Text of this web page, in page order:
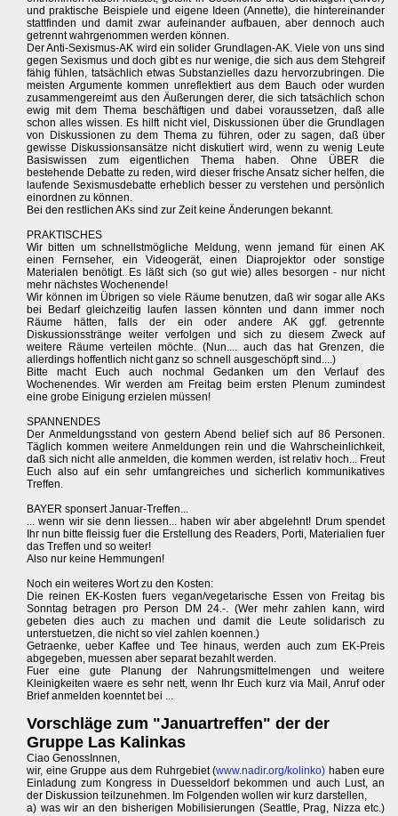
und praktische Beispiele und eigene Ideen (Annette), die hintereinander
stattfinden und damit zwar aufeinander aufbauen, aber dennoch auch
getrennt wahrgenommen werden können.
Der Anti-Sexismus-AK wird ein solider Grundlagen-AK. Viele von uns sind
gegen Sexismus und doch gibt es nur wenige, die sich aus dem Stehgreif
fähig fühlen, tatsächlich etwas Substanzielles dazu hervorzubringen. Die
meisten Argumente kommen unreflektiert aus dem Bauch oder wurden
zusammengereimt aus den Äußerungen derer, die sich tatsächlich schon
ewig mit dem Thema beschäftigen und dabei voraussetzen, daß alle
schon alles wissen. Es hilft nicht viel, Diskussionen über die Grundlagen
von Diskussionen zu dem Thema zu führen, oder zu sagen, daß über
gewisse Diskussionsansätze nicht diskutiert wird, wenn zu wenig Leute
Basiswissen zum eigentlichen Thema haben. Ohne ÜBER die
bestehende Debatte zu reden, wird dieser frische Ansatz sicher helfen, die
laufende Sexismusdebatte erheblich besser zu verstehen und persönlich
einordnen zu können.
Bei den restlichen AKs sind zur Zeit keine Änderungen bekannt.
PRAKTISCHES
Wir bitten um schnellstmögliche Meldung, wenn jemand für einen AK
einen Fernseher, ein Videogerät, einen Diaprojektor oder sonstige
Materialen benötigt. Es läßt sich (so gut wie) alles besorgen - nur nicht
mehr nächstes Wochenende!
Wir können im Übrigen so viele Räume benutzen, daß wir sogar alle AKs
bei Bedarf gleichzeitig laufen lassen könnten und dann immer noch
Räume hätten, falls der ein oder andere AK ggf. getrennte
Diskussionsstränge weiter verfolgen und sich zu diesem Zweck auf
weitere Räume verteilen möchte. (Nun.... auch das hat Grenzen, die
allerdings hoffentlich nicht ganz so schnell ausgeschöpft sind....)
Bitte macht Euch auch nochmal Gedanken um den Verlauf des
Wochenendes. Wir werden am Freitag beim ersten Plenum zumindest
eine grobe Einigung erzielen müssen!
SPANNENDES
Der Anmeldungsstand von gestern Abend belief sich auf 86 Personen.
Täglich kommen weitere Anmeldungen rein und die Wahrscheinlichkeit,
daß sich nicht alle anmelden, die kommen werden, ist relativ hoch... Freut
Euch also auf ein sehr umfangreiches und sicherlich kommunikatives
Treffen.
BAYER sponsert Januar-Treffen...
... wenn wir sie denn liessen... haben wir aber abgelehnt! Drum spendet
Ihr nun bitte fleissig fuer die Erstellung des Readers, Porti, Materialien fuer
das Treffen und so weiter!
Also nur keine Hemmungen!
Noch ein weiteres Wort zu den Kosten:
Die reinen EK-Kosten fuers vegan/vegetarische Essen von Freitag bis
Sonntag betragen pro Person DM 24.-. (Wer mehr zahlen kann, wird
gebeten dies auch zu machen und damit die Leute solidarisch zu
unterstuetzen, die nicht so viel zahlen koennen.)
Getraenke, ueber Kaffee und Tee hinaus, werden auch zum EK-Preis
abgegeben, muessen aber separat bezahlt werden.
Fuer eine gute Planung der Nahrungsmittelmengen und weitere
Kleinigkeiten waere es sehr nett, wenn Ihr Euch kurz via Mail, Anruf oder
Brief anmelden koenntet bei ...
Vorschläge zum "Januartreffen" der der
Gruppe Las Kalinkas
Ciao GenossInnen,
wir, eine Gruppe aus dem Ruhrgebiet (www.nadir.org/kolinko) haben eure
Einladung zum Kongress in Duesseldorf bekommen und auch Lust, an
der Diskussion teilzunehmen. Im Folgenden wollen wir kurz darstellen,
a) was wir an den bisherigen Mobilisierungen (Seattle, Prag, Nizza etc.)